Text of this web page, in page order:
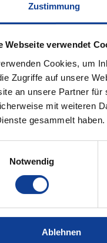
Zustimmung
Webseite verwendet
Cookies, um
Zugriffe auf unsere
an unsere Partner für
mit weiteren
gesammelt haben.
Notwendig
Ablehnen